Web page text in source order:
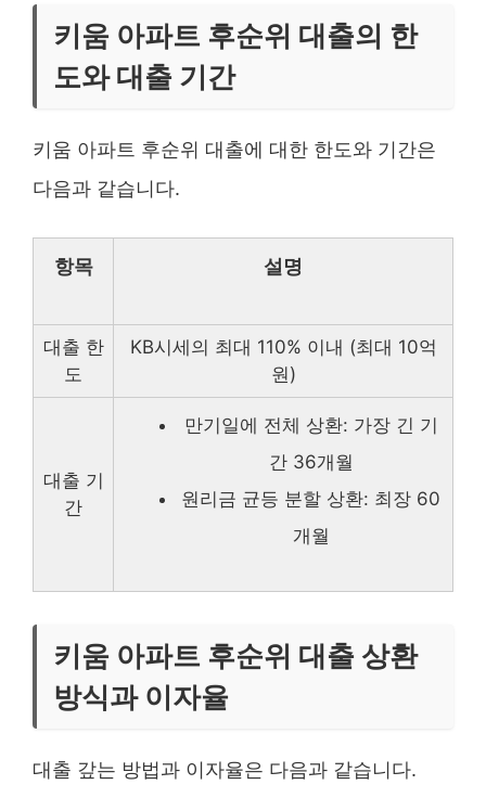
키움 아파트 후순위 대출의 한
도와 대출 기간
키움 아파트 후순위 대출에 대한 한도와 기간은
다음과 같습니다.
항목 설명
대출 한
도
KB시세의 최대 110% 이내 (최대 10억
원)
대출 기
간
만기일에 전체 상환: 가장 긴 기
간 36개월
원리금 균등 분할 상환: 최장 60
개월
키움 아파트 후순위 대출 상환
방식과 이자율
대출 갚는 방법과 이자율은 다음과 같습니다.